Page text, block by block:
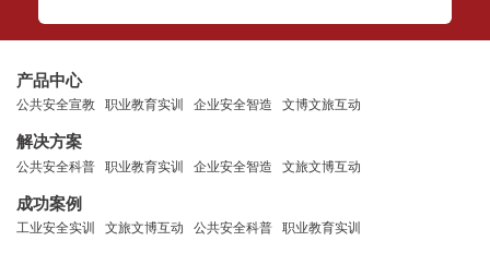
产品中心
公共安全宣教 职业教育实训 企业安全智造 文博文旅互动
解决方案
公共安全科普 职业教育实训 企业安全智造 文旅文博互动
成功案例
工业安全实训 文旅文博互动 公共安全科普 职业教育实训